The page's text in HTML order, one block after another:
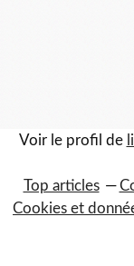
Voir le profil de
Top articles
Cookies et